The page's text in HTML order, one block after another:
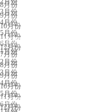
8月份
9月份
10月份
11月份
12月份
3月份
4月份
5月份
6月份
7月份
8月份
9月份
10月份
11月份
12月份
沈阳展会排期
1月份
2月份
3月份
4月份
5月份
6月份
临沂展会排期